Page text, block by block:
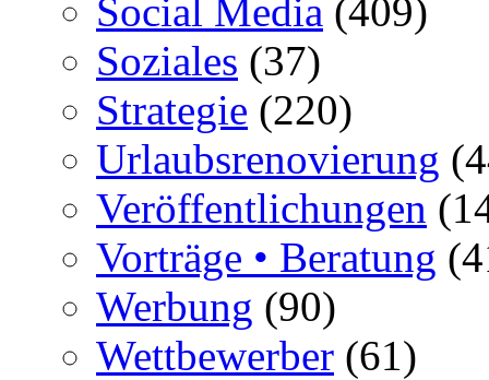
Social Media (409)
Soziales (37)
Strategie (220)
Urlaubsrenovierung
Veröffentlichungen
Vorträge • Beratung
Werbung (90)
Wettbewerber (61)